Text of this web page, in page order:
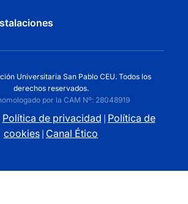
Universitaria San Pablo CEU. Todos los
derechos reservados.
por la CAM Nº: 28048919
Política de privacidad Política de
cookies Canal Ético